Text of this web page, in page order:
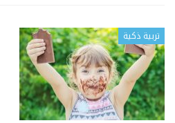
تربية ذكية